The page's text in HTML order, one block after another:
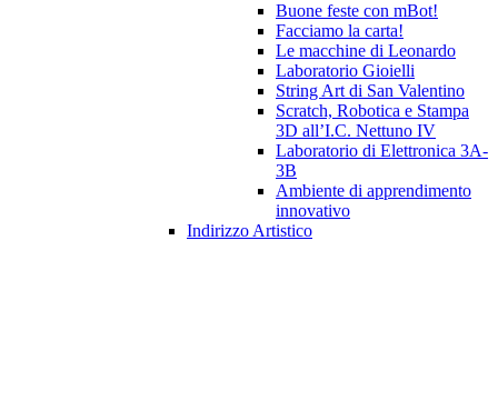
Buone feste con mBot!
Facciamo la carta!
Le macchine di Leonardo
Laboratorio Gioielli
String Art di San Valentino
Scratch, Robotica e Stampa
3D all’I.C. Nettuno IV
Laboratorio di Elettronica 3A-
3B
Ambiente di apprendimento
innovativo
Indirizzo Artistico